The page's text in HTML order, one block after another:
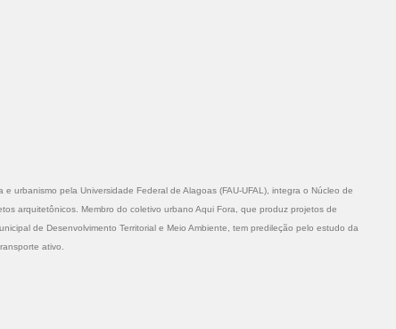
urbanismo pela Universidade Federal de Alagoas (FAU-UFAL), integra o Núcleo de
arquitetônicos. Membro do coletivo urbano Aqui Fora, que produz projetos de
de Desenvolvimento Territorial e Meio Ambiente, tem predileção pelo estudo da
ativo.